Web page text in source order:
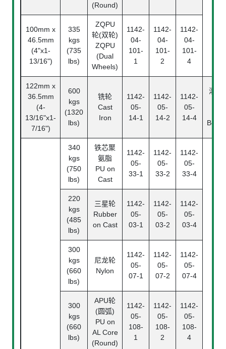
(Round)
100mm x
46.5mm
(4"x1-
13/16")
335
kgs
(735
lbs)
ZQPU
轮(双轮)
ZQPU
(Dual
Wheels)
1142-
04-
101-
1
1142-
04-
101-
2
1142-
04-
101-
4
122mm x
36.5mm
(4-
13/16"x1-
7/16")
600
kgs
(1320
lbs)
铣轮
Cast
Iron
1142-
05-
14-1
1142-
05-
14-2
1142-
05-
14-4
滚珠
340
kgs
(750
lbs)
铁芯聚
氨脂
PU on
Cast
1142-
05-
33-1
1142-
05-
33-2
1142-
05-
33-4
220
kgs
(485
lbs)
三星轮
Rubber
on Cast
1142-
05-
03-1
1142-
05-
03-2
1142-
05-
03-4
300
kgs
(660
lbs)
尼龙轮
Nylon
1142-
05-
07-1
1142-
05-
07-2
1142-
05-
07-4
300
kgs
(660
lbs)
APU轮
(圆弧)
PU on
AL Core
(Round)
1142-
05-
108-
1
1142-
05-
108-
2
1142-
05-
108-
4